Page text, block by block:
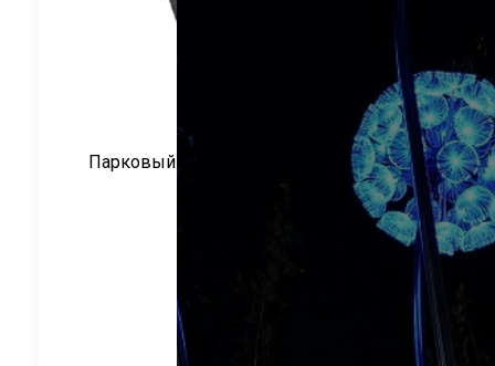
Парковый светильник серия СТРИТ-4